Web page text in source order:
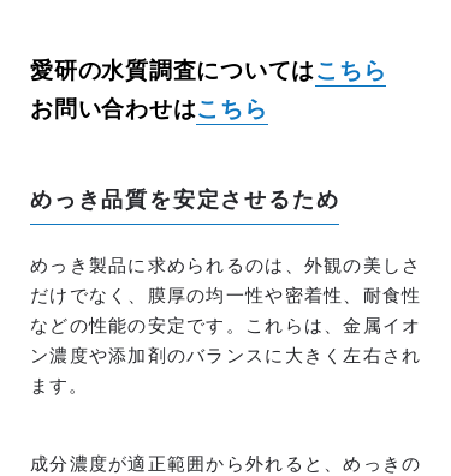
愛研の水質調査についてはこちら
お問い合わせはこちら
めっき品質を安定させるため
めっき製品に求められるのは、外観の美しさ
だけでなく、膜厚の均一性や密着性、耐食性
などの性能の安定です。これらは、金属イオ
ン濃度や添加剤のバランスに大きく左右され
ます。
成分濃度が適正範囲から外れると、めっきの